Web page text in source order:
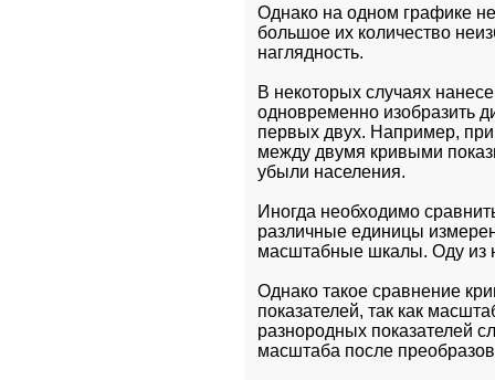
Однако на одном графике
большое их количество
наглядность.
В некоторых случаях
одновременно изобразить
первых двух. Например,
между двумя кривыми
убыли населения.
Иногда необходимо
различные единицы
масштабные шкалы. Оду из
Однако такое сравнение
показателей, так как
разнородных показателей
масштаба после